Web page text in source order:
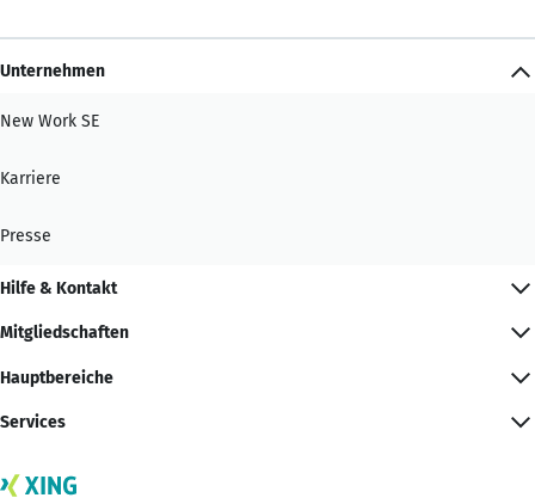
Unternehmen
New Work SE
Karriere
Presse
Hilfe & Kontakt
Mitgliedschaften
Hauptbereiche
Services